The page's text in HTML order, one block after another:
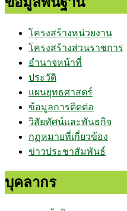
โครงสร้างหน่วยงาน
โครงสร้างส่วนราชการ
อำนาจหน้าที่
ประวัติ
แผนยุทธศาสตร์
ข้อมูลการติดต่อ
วิสัยทัศน์และพันธกิจ
กฏหมายที่เกี่ยวข้อง
ข่าวประชาสัมพันธ์
บุคลากร